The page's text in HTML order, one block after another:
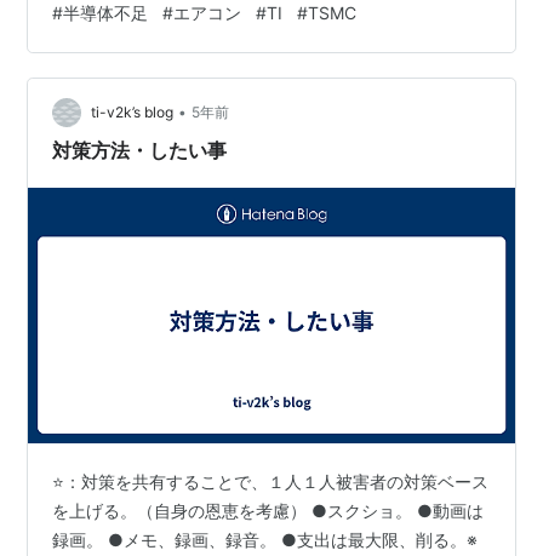
TIテキサス・インスツルメンツの7－9月（第３四半期）
の見通しが、売上高で44億－47億6000万ドル（約4850
億－5250億円）と、一部のアナリスト予想を下回る水準
だったといいます。 それを受けて、半導体業界の前例の
ない投資急増が行き過ぎてしまい、数年先に大規模な生
#半導体不足 #エアコン #TI #TSMC
ti-v2k’s blog • 5年前
対策方法・したい事
⭐️：対策を共有することで、１人１人被害者の対策ベース
を上げる。（自身の恩恵を考慮） ●スクショ。 ●動画は
録画。 ●メモ、録画、録音。 ●支出は最大限、削る。※